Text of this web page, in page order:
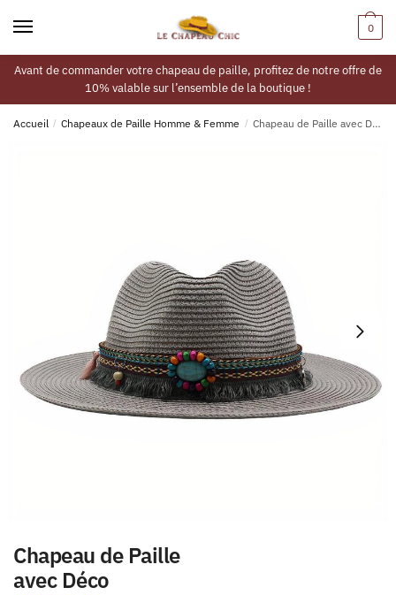
0
Avant de commander votre chapeau de paille, profitez de notre offre de
10% valable sur l’ensemble de la boutique !
Accueil / Chapeaux de Paille Homme & Femme / Chapeau de Paille avec Déco
Chapeau de Paille
avec Déco